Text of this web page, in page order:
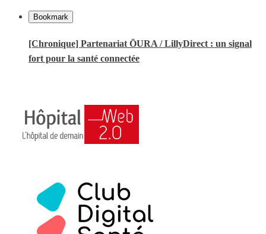
Bookmark
[Chronique] Partenariat ŌURA / LillyDirect : un signal
fort pour la santé connectée